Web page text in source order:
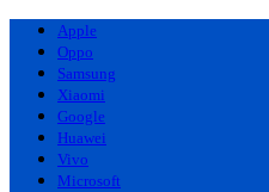
Apple
Oppo
Samsung
Xiaomi
Google
Huawei
Vivo
Microsoft